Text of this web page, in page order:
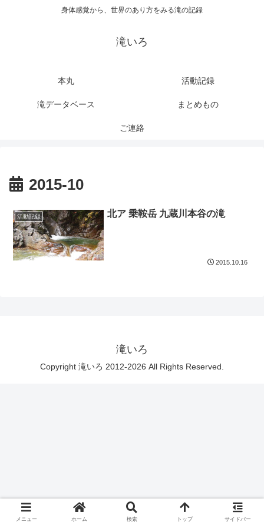
身体感覚から、世界のあり方をみる滝の記録
滝いろ
本丸 活動記録
滝データベース まとめもの
ご連絡
2015-10
活動記録 北ア 乗鞍岳 九蔵川本谷の滝
2015.10.16
滝いろ
Copyright 滝いろ 2012-2026 All Rights Reserved.
メニュー ホーム 検索 トップ サイドバー